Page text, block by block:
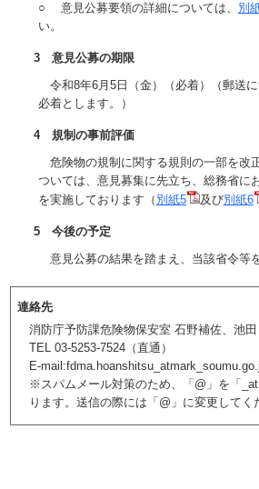
○ 意見公募要領の詳細については、 別
い。
3 意見公募の期限
令和8年6月5日（金）（必着）（郵送
必着とします。）
4 規制の事前評価
危険物の規制に関する規則の一部を改
ついては、意見募集に先立ち、総務省に
を実施しております（ 別紙5 及び別紙6
5 今後の予定
意見公募の結果を踏まえ、当該省令等
連絡先
消防庁予防課危険物保安室 石野補佐、池田
TEL 03-5253-7524（直通）
E-
※スパムメール対策のため、「@」を「
ります。送信の際には「@」に変更してく